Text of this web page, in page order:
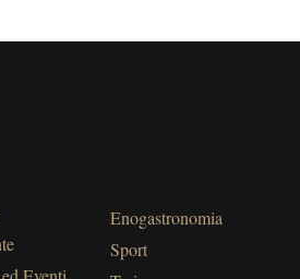
Enogastronomia
Sport